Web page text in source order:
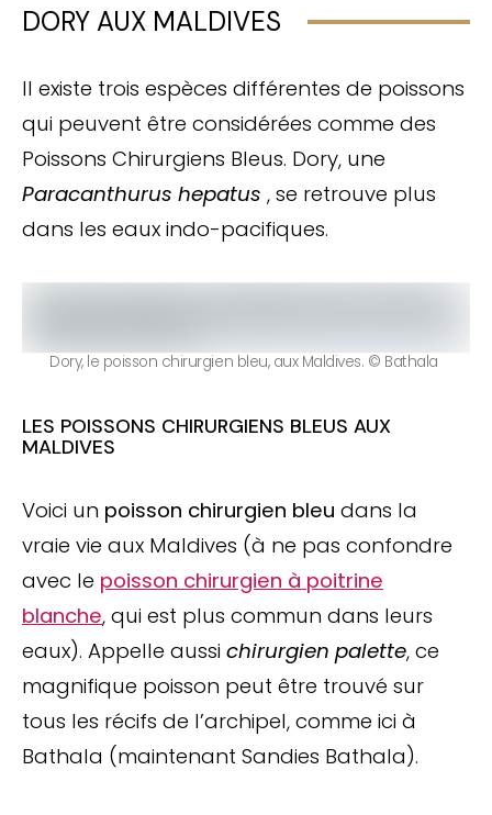
DORY AUX MALDIVES
Il existe trois espèces différentes de poissons
qui peuvent être considérées comme des
Poissons Chirurgiens Bleus. Dory, une
Paracanthurus hepatus , se retrouve plus
dans les eaux indo-pacifiques.
Dory, le poisson chirurgien bleu, aux Maldives. © Bathala
LES POISSONS CHIRURGIENS BLEUS AUX
MALDIVES
Voici un poisson chirurgien bleu dans la
vraie vie aux Maldives (à ne pas confondre
avec le poisson chirurgien à poitrine
blanche, qui est plus commun dans leurs
eaux). Appelle aussi chirurgien palette, ce
magnifique poisson peut être trouvé sur
tous les récifs de l’archipel, comme ici à
Bathala (maintenant Sandies Bathala).